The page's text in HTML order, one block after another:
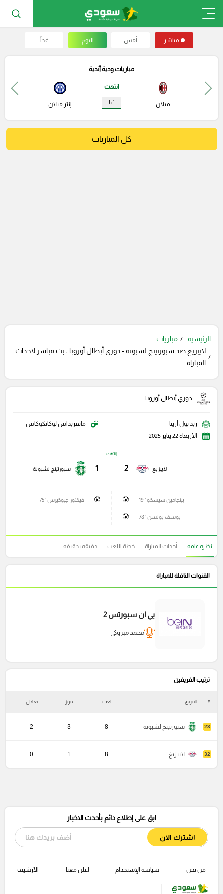
مباشر أمس اليوم غداً
مباريات ودية أندية
ميلان
انتهت
1 : 1 إنتر ميلان
كل المباريات
الرئيسية
مباريات
لايبزيغ ضد سبورتينج لشبونة - دوري أبطال أوروبا ، بث مباشر لاحداث
المباراة
دوري أبطال أوروبا
ريد بول أرينا
مانفريداس لوكانكوكاس
الأربعاء 22 يناير 2025
لايبزيغ 2
انتهت
1 سبورتينج لشبونة
بينجامين سيسكو ' 19
يوسف بولسن ' 78
فيكتور جيوكيرس ' 75
نظره عامه أحداث المباراة خطة اللعب دقيقه بدقيقه
القنوات الناقلة للمباراة
بي ان سبورتس 2
محمد مبروكي
ترتيب الفريفين
# الفريق لعب فوز تعادل
23 سبورتينج لشبونة 8
3
2
32 لايبزيغ 8
1
0
ابق على إطلاع دائم بأحدث الاخبار
اشترك الان
من نحن سياسة الإستخدام اعلن معنا الأرشيف